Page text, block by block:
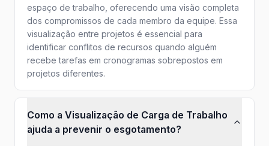
espaço de trabalho, oferecendo uma visão completa
dos compromissos de cada membro da equipe. Essa
visualização entre projetos é essencial para
identificar conflitos de recursos quando alguém
recebe tarefas em cronogramas sobrepostos em
projetos diferentes.
Como a Visualização de Carga de Trabalho
ajuda a prevenir o esgotamento?